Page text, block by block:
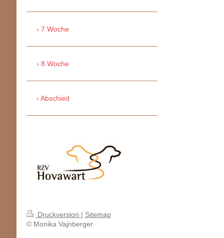
7 Woche
8 Woche
Abschied
Druckversion | Sitemap
© Monika Vajnberger